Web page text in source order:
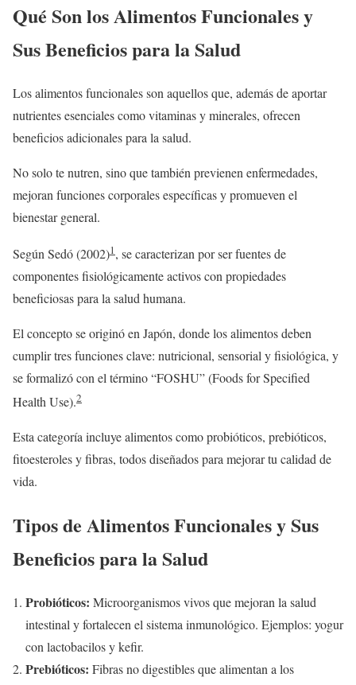
Qué Son los Alimentos Funcionales y
Sus Beneficios para la Salud
Los alimentos funcionales son aquellos que, además de aportar
nutrientes esenciales como vitaminas y minerales, ofrecen
beneficios adicionales para la salud.
No solo te nutren, sino que también previenen enfermedades,
mejoran funciones corporales específicas y promueven el
bienestar general.
Según Sedó (2002)1, se caracterizan por ser fuentes de
componentes fisiológicamente activos con propiedades
beneficiosas para la salud humana.
El concepto se originó en Japón, donde los alimentos deben
cumplir tres funciones clave: nutricional, sensorial y fisiológica, y
se formalizó con el término “FOSHU” (Foods for Specified
Health Use).2
Esta categoría incluye alimentos como probióticos, prebióticos,
fitoesteroles y fibras, todos diseñados para mejorar tu calidad de
vida.
Tipos de Alimentos Funcionales y Sus
Beneficios para la Salud
Probióticos: Microorganismos vivos que mejoran la salud
intestinal y fortalecen el sistema inmunológico. Ejemplos: yogur
con lactobacilos y kefir.
Prebióticos: Fibras no digestibles que alimentan a los